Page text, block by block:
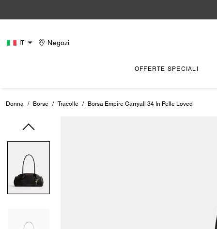
IT Negozi
OFFERTE SPECIALI
Donna / Borse / Tracolle / Borsa Empire Carryall 34 In Pelle Loved